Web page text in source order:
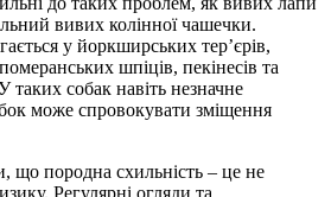
вивих колінної чашечки.
у йоркширських тер’єрів,
шпіців, пекінесів та
таких собак навіть незначне
може спровокувати зміщення
що породна схильність – це не
Регулярні огляди та